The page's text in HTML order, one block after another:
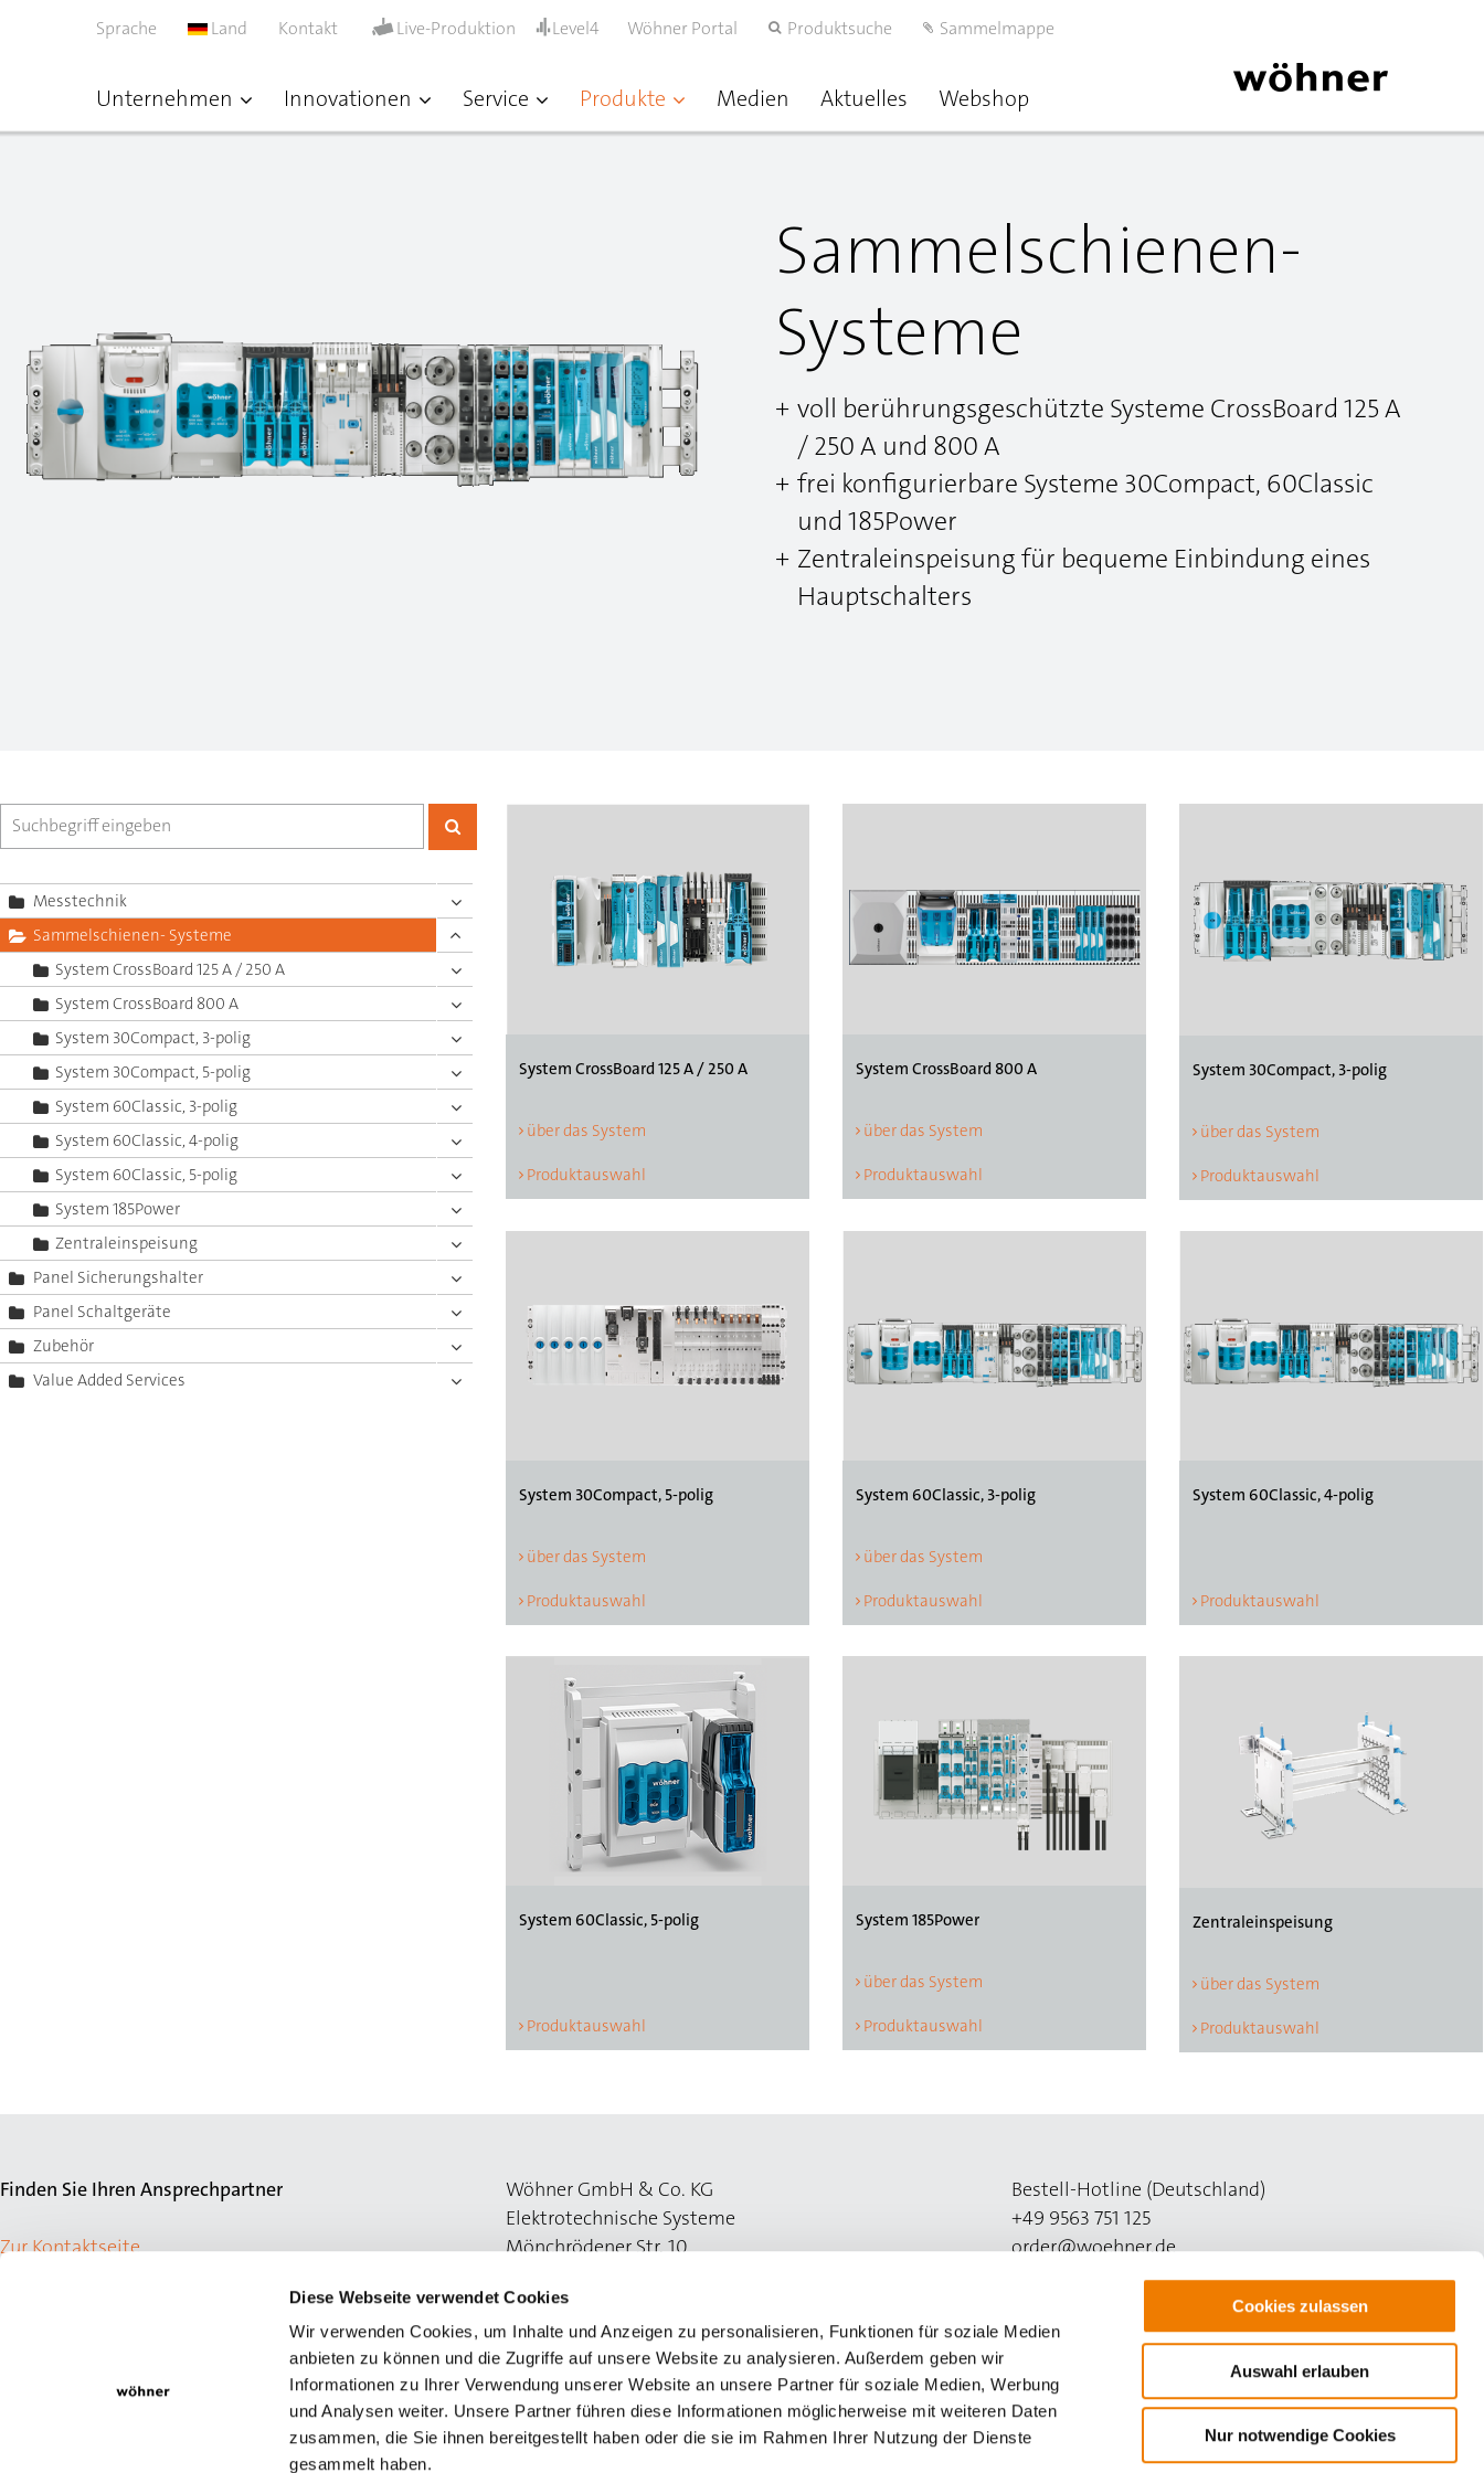
Diese Webseite verwendet Cookies
Wir verwenden Cookies, um Inhalte und Anzeigen zu personalisieren, Funktionen für soziale Medien
anbieten zu können und die Zugriffe auf unsere Website zu analysieren. Außerdem geben wir
Informationen zu Ihrer Verwendung unserer Website an unsere Partner für soziale Medien, Werbung
und Analysen weiter. Unsere Partner führen diese Informationen möglicherweise mit weiteren Daten
zusammen, die Sie ihnen bereitgestellt haben oder die sie im Rahmen Ihrer Nutzung der Dienste
gesammelt haben.
Cookies zulassen
Auswahl erlauben
Nur notwendige Cookies
Unternehmen Innovationen Service Produkte Medien Aktuelles Webshop
Sprache Land Kontakt Live-Produktion Level4 Wöhner Portal Produktsuche Sammelmappe
Sammelschienen-
Systeme
voll berührungsgeschützte Systeme CrossBoard 125 A
/ 250 A und 800 A
frei konfigurierbare Systeme 30Compact, 60Classic
und 185Power
Zentraleinspeisung für bequeme Einbindung eines
Hauptschalters
Messtechnik
Sammelschienen- Systeme
System CrossBoard 125 A / 250 A
System CrossBoard 800 A
System 30Compact, 3-polig
System 30Compact, 5-polig
System 60Classic, 3-polig
System 60Classic, 4-polig
System 60Classic, 5-polig
System 185Power
Zentraleinspeisung
Panel Sicherungshalter
Panel Schaltgeräte
Zubehör
Value Added Services
System CrossBoard 125 A / 250 A
über das System
Produktauswahl
System CrossBoard 800 A
über das System
Produktauswahl
System 30Compact, 3-polig
über das System
Produktauswahl
System 30Compact, 5-polig
über das System
Produktauswahl
System 60Classic, 3-polig
über das System
Produktauswahl
System 60Classic, 4-polig
Produktauswahl
System 60Classic, 5-polig
Produktauswahl
System 185Power
über das System
Produktauswahl
Zentraleinspeisung
über das System
Produktauswahl
Finden Sie Ihren Ansprechpartner
Zur Kontaktseite
Wöhner GmbH & Co. KG
Elektrotechnische Systeme
Mönchrödener Str. 10
Bestell-Hotline (Deutschland)
+49 9563 751 125
order@woehner.de
Technik-Hotline (Deutschland)
+49 9563 751 508